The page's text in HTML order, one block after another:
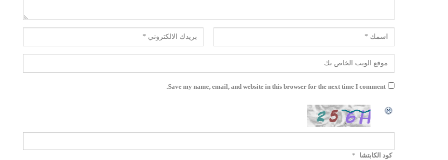
Save my name, email, and website in this browser for the next time I comment.
كود الكابتشا *